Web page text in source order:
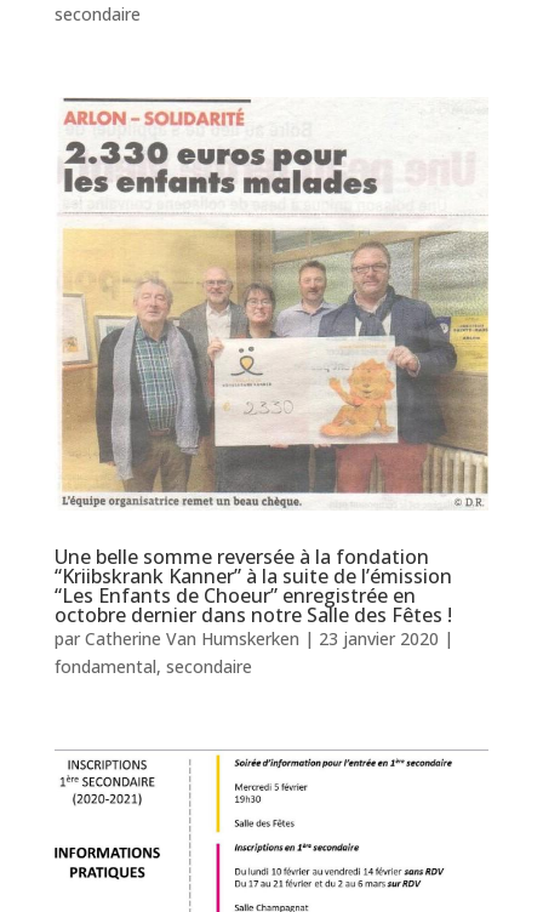
secondaire
Une belle somme reversée à la fondation
“Kriibskrank Kanner” à la suite de l’émission
“Les Enfants de Choeur” enregistrée en
octobre dernier dans notre Salle des Fêtes !
par Catherine Van Humskerken | 23 janvier 2020 |
fondamental, secondaire